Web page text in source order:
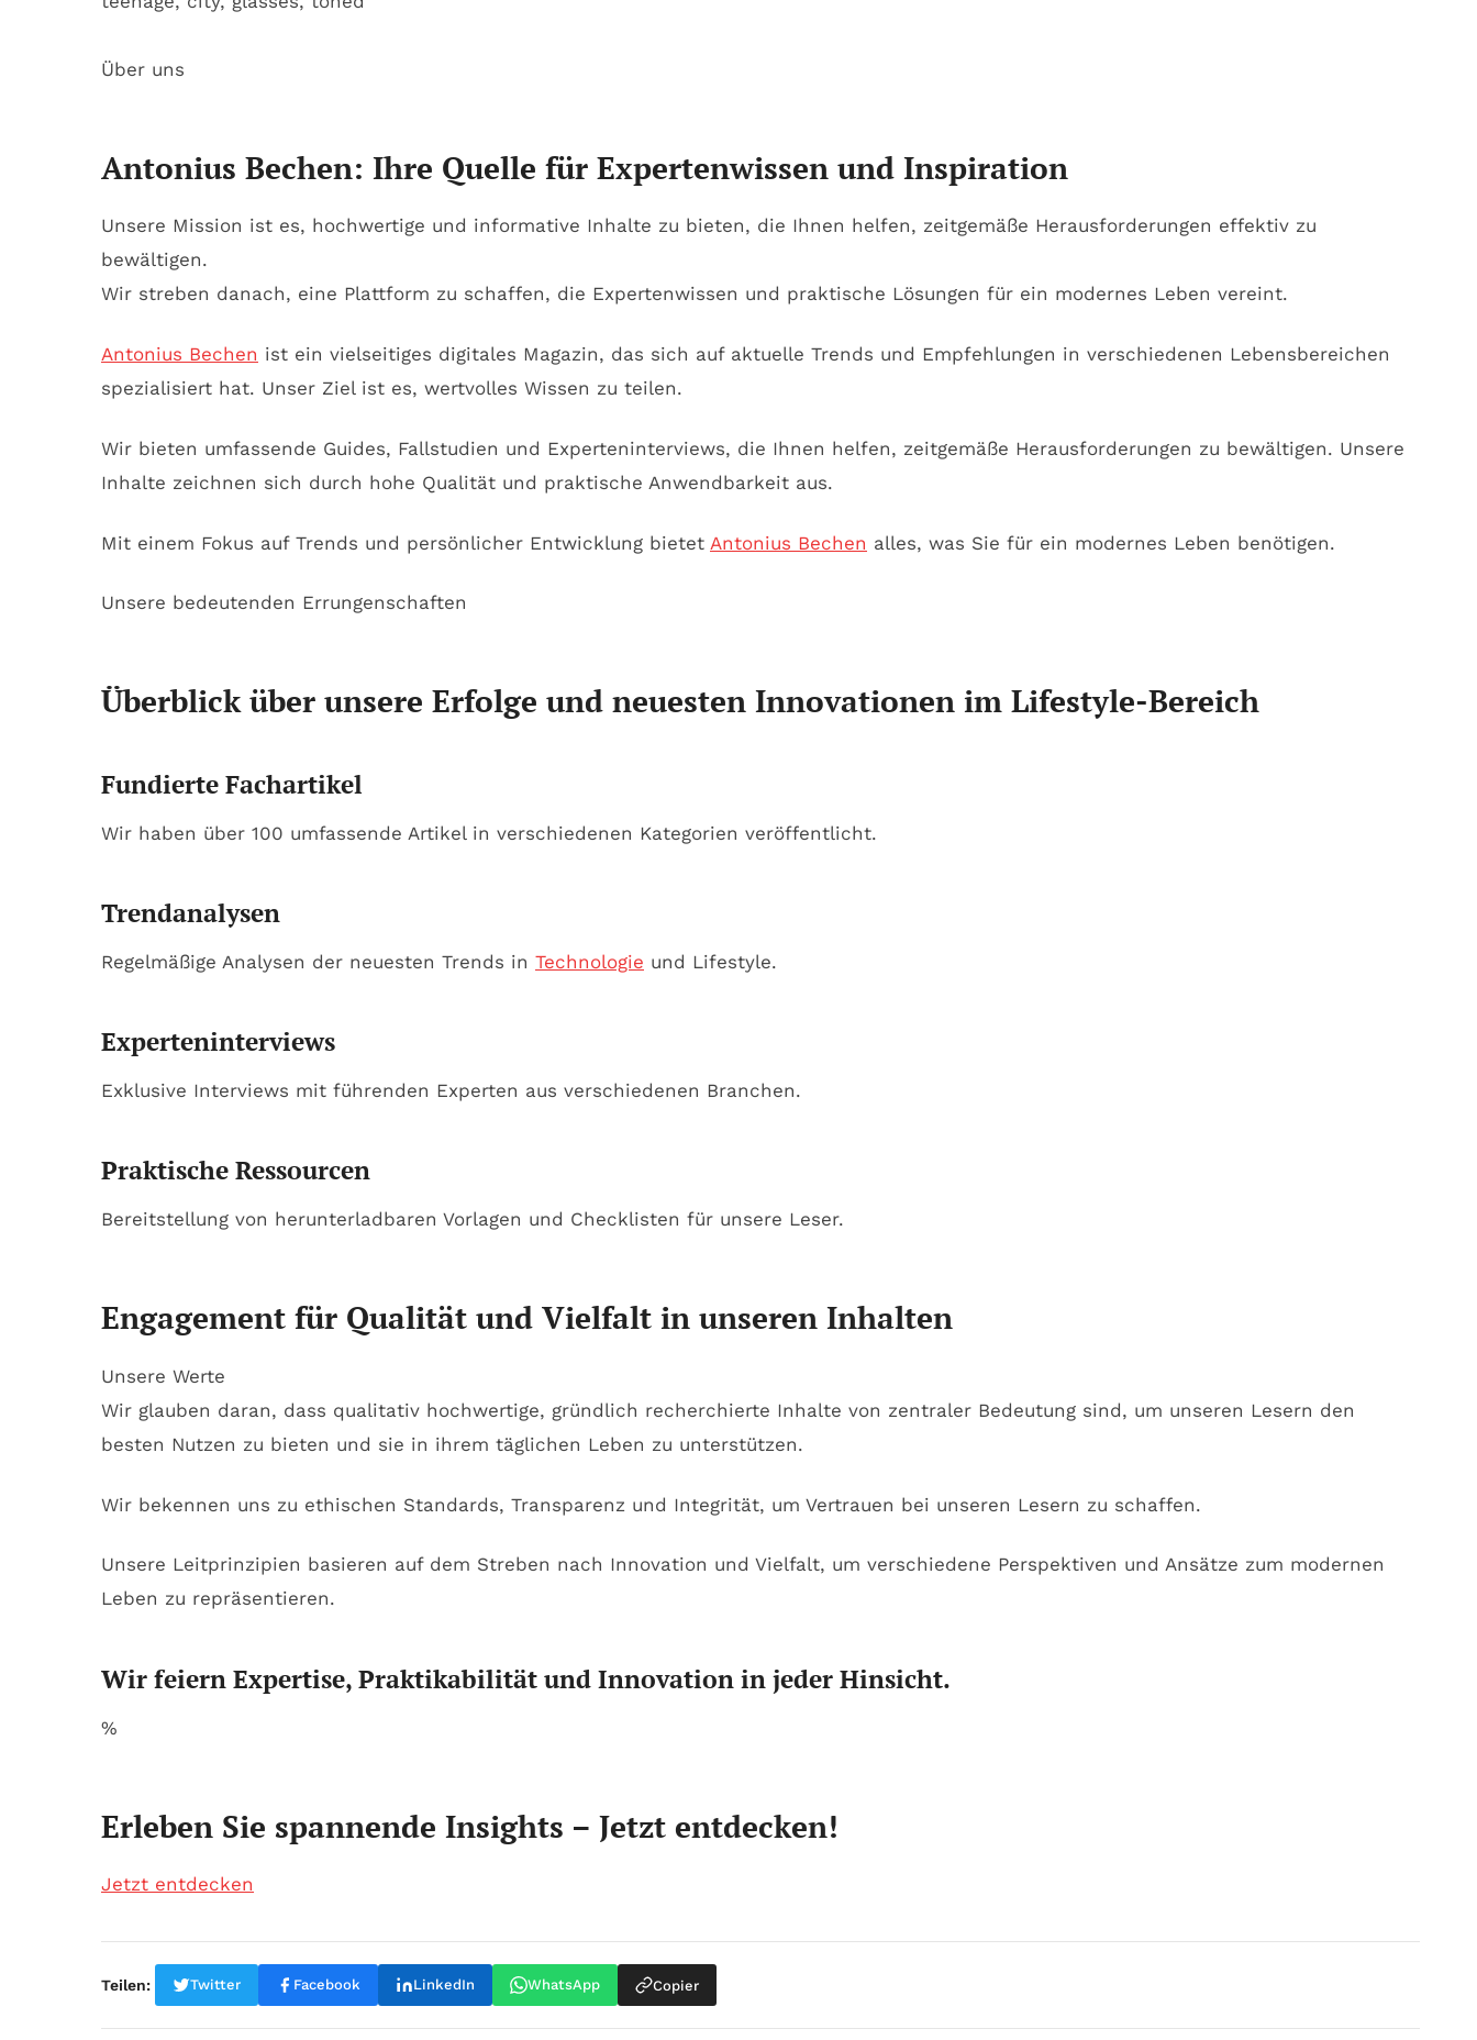
Über uns
Antonius Bechen: Ihre Quelle für Expertenwissen und Inspiration
Unsere Mission ist es, hochwertige und informative Inhalte zu bieten, die Ihnen helfen, zeitgemäße Herausforderungen effektiv zu
bewältigen.
Wir streben danach, eine Plattform zu schaffen, die Expertenwissen und praktische Lösungen für ein modernes Leben vereint.
Antonius Bechen ist ein vielseitiges digitales Magazin, das sich auf aktuelle Trends und Empfehlungen in verschiedenen Lebensbereichen
spezialisiert hat. Unser Ziel ist es, wertvolles Wissen zu teilen.
Wir bieten umfassende Guides, Fallstudien und Experteninterviews, die Ihnen helfen, zeitgemäße Herausforderungen zu bewältigen. Unsere
Inhalte zeichnen sich durch hohe Qualität und praktische Anwendbarkeit aus.
Mit einem Fokus auf Trends und persönlicher Entwicklung bietet Antonius Bechen alles, was Sie für ein modernes Leben benötigen.
Unsere bedeutenden Errungenschaften
Überblick über unsere Erfolge und neuesten Innovationen im Lifestyle-Bereich
Fundierte Fachartikel
Wir haben über 100 umfassende Artikel in verschiedenen Kategorien veröffentlicht.
Trendanalysen
Regelmäßige Analysen der neuesten Trends in Technologie und Lifestyle.
Experteninterviews
Exklusive Interviews mit führenden Experten aus verschiedenen Branchen.
Praktische Ressourcen
Bereitstellung von herunterladbaren Vorlagen und Checklisten für unsere Leser.
Engagement für Qualität und Vielfalt in unseren Inhalten
Unsere Werte
Wir glauben daran, dass qualitativ hochwertige, gründlich recherchierte Inhalte von zentraler Bedeutung sind, um unseren Lesern den
besten Nutzen zu bieten und sie in ihrem täglichen Leben zu unterstützen.
Wir bekennen uns zu ethischen Standards, Transparenz und Integrität, um Vertrauen bei unseren Lesern zu schaffen.
Unsere Leitprinzipien basieren auf dem Streben nach Innovation und Vielfalt, um verschiedene Perspektiven und Ansätze zum modernen
Leben zu repräsentieren.
Wir feiern Expertise, Praktikabilität und Innovation in jeder Hinsicht.
%
Erleben Sie spannende Insights – Jetzt entdecken!
Jetzt entdecken
Teilen: Twitter Facebook LinkedIn WhatsApp Copier